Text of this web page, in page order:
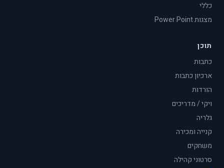
כללי
מצגות Power Point
תוכן
כתבות
ארכיון כתבות
הורדות
ויקי / מדריכים
גלריה
קנייה ומכירה
משחקים
סרטוני קהילה